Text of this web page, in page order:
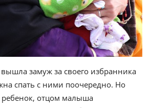
замуж за своего избранника
спать с ними поочередно. Но
ребенок, отцом малыша